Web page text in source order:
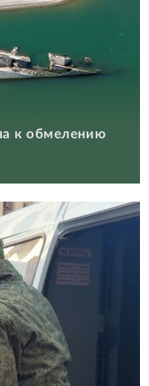
к обмелению